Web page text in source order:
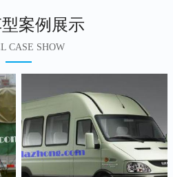
案例展示
CASE SHOW